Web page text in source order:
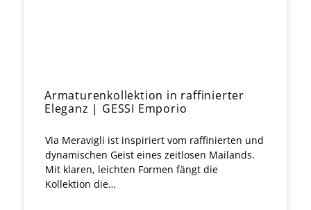
Armaturenkollektion in raffinierter
Eleganz | GESSI Emporio
Via Meravigli ist inspiriert vom raffinierten und
dynamischen Geist eines zeitlosen Mailands.
Mit klaren, leichten Formen fängt die
Kollektion die…